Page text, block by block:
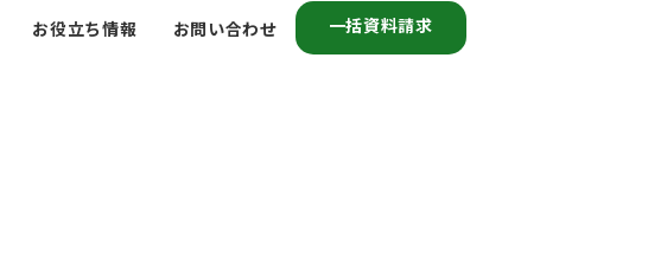
お役立ち情報 お問い合わせ 一括資料請求